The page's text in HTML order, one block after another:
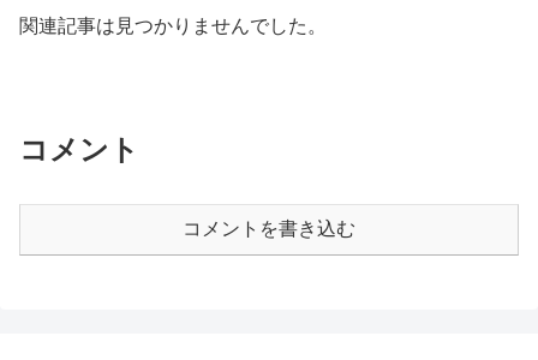
関連記事は見つかりませんでした。
コメント
コメントを書き込む